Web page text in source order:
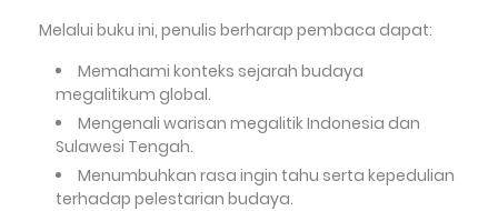
Melalui buku ini, penulis berharap pembaca dapat:
Memahami konteks sejarah budaya
megalitikum global.
Mengenali warisan megalitik Indonesia dan
Sulawesi Tengah.
Menumbuhkan rasa ingin tahu serta kepedulian
terhadap pelestarian budaya.